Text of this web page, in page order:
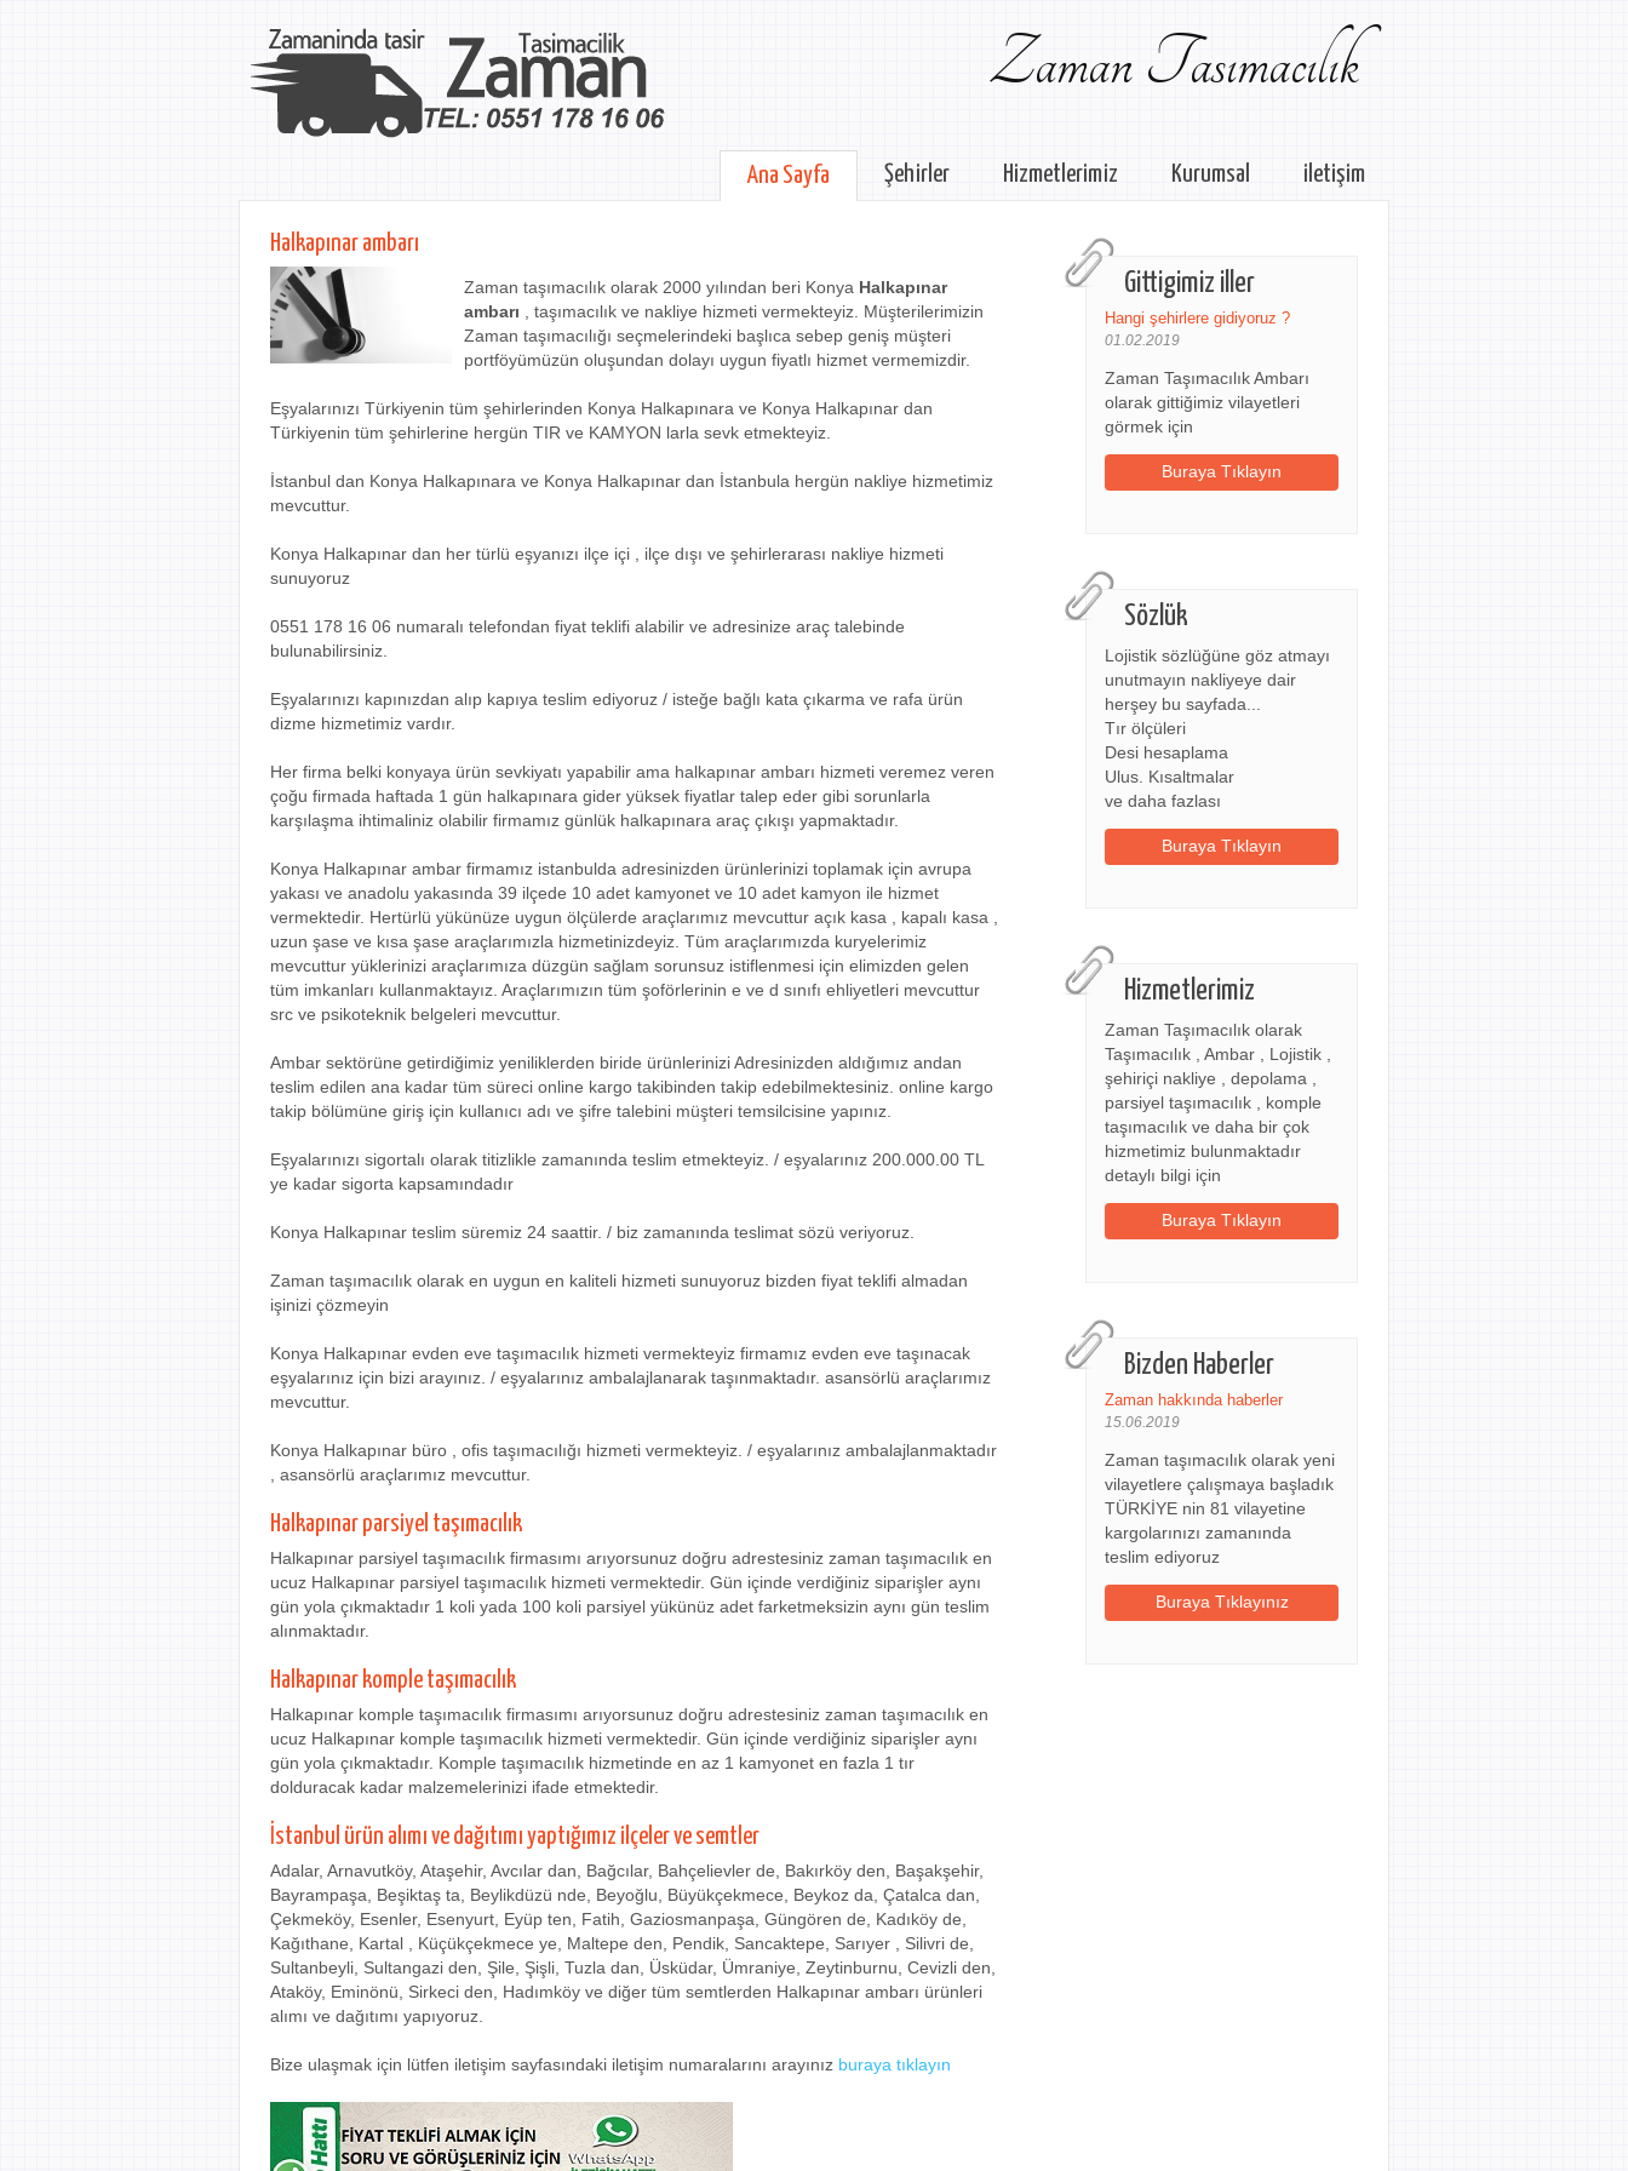
Zaman Tasımacılık
Ana Sayfa Şehirler Hizmetlerimiz Kurumsal iletişim
Gittigimiz iller
Hangi şehirlere gidiyoruz ?
01.02.2019
Zaman Taşımacılık Ambarı
olarak gittiğimiz vilayetleri
görmek için
Buraya Tıklayın
Sözlük
Lojistik sözlüğüne göz atmayı
unutmayın nakliyeye dair
herşey bu sayfada...
Tır ölçüleri
Desi hesaplama
Ulus. Kısaltmalar
ve daha fazlası
Buraya Tıklayın
Hizmetlerimiz
Zaman Taşımacılık olarak
Taşımacılık , Ambar , Lojistik ,
şehiriçi nakliye , depolama ,
parsiyel taşımacılık , komple
taşımacılık ve daha bir çok
hizmetimiz bulunmaktadır
detaylı bilgi için
Buraya Tıklayın
Bizden Haberler
Zaman hakkında haberler
15.06.2019
Zaman taşımacılık olarak yeni
vilayetlere çalışmaya başladık
TÜRKİYE nin 81 vilayetine
kargolarınızı zamanında
teslim ediyoruz
Buraya Tıklayınız
Halkapınar ambarı
Zaman taşımacılık olarak 2000 yılından beri Konya Halkapınar
ambarı , taşımacılık ve nakliye hizmeti vermekteyiz. Müşterilerimizin
Zaman taşımacılığı seçmelerindeki başlıca sebep geniş müşteri
portföyümüzün oluşundan dolayı uygun fiyatlı hizmet vermemizdir.
Eşyalarınızı Türkiyenin tüm şehirlerinden Konya Halkapınara ve Konya Halkapınar dan
Türkiyenin tüm şehirlerine hergün TIR ve KAMYON larla sevk etmekteyiz.
İstanbul dan Konya Halkapınara ve Konya Halkapınar dan İstanbula hergün nakliye hizmetimiz
mevcuttur.
Konya Halkapınar dan her türlü eşyanızı ilçe içi , ilçe dışı ve şehirlerarası nakliye hizmeti
sunuyoruz
0551 178 16 06 numaralı telefondan fiyat teklifi alabilir ve adresinize araç talebinde
bulunabilirsiniz.
Eşyalarınızı kapınızdan alıp kapıya teslim ediyoruz / isteğe bağlı kata çıkarma ve rafa ürün
dizme hizmetimiz vardır.
Her firma belki konyaya ürün sevkiyatı yapabilir ama halkapınar ambarı hizmeti veremez veren
çoğu firmada haftada 1 gün halkapınara gider yüksek fiyatlar talep eder gibi sorunlarla
karşılaşma ihtimaliniz olabilir firmamız günlük halkapınara araç çıkışı yapmaktadır.
Konya Halkapınar ambar firmamız istanbulda adresinizden ürünlerinizi toplamak için avrupa
yakası ve anadolu yakasında 39 ilçede 10 adet kamyonet ve 10 adet kamyon ile hizmet
vermektedir. Hertürlü yükünüze uygun ölçülerde araçlarımız mevcuttur açık kasa , kapalı kasa ,
uzun şase ve kısa şase araçlarımızla hizmetinizdeyiz. Tüm araçlarımızda kuryelerimiz
mevcuttur yüklerinizi araçlarımıza düzgün sağlam sorunsuz istiflenmesi için elimizden gelen
tüm imkanları kullanmaktayız. Araçlarımızın tüm şoförlerinin e ve d sınıfı ehliyetleri mevcuttur
src ve psikoteknik belgeleri mevcuttur.
Ambar sektörüne getirdiğimiz yeniliklerden biride ürünlerinizi Adresinizden aldığımız andan
teslim edilen ana kadar tüm süreci online kargo takibinden takip edebilmektesiniz. online kargo
takip bölümüne giriş için kullanıcı adı ve şifre talebini müşteri temsilcisine yapınız.
Eşyalarınızı sigortalı olarak titizlikle zamanında teslim etmekteyiz. / eşyalarınız 200.000.00 TL
ye kadar sigorta kapsamındadır
Konya Halkapınar teslim süremiz 24 saattir. / biz zamanında teslimat sözü veriyoruz.
Zaman taşımacılık olarak en uygun en kaliteli hizmeti sunuyoruz bizden fiyat teklifi almadan
işinizi çözmeyin
Konya Halkapınar evden eve taşımacılık hizmeti vermekteyiz firmamız evden eve taşınacak
eşyalarınız için bizi arayınız. / eşyalarınız ambalajlanarak taşınmaktadır. asansörlü araçlarımız
mevcuttur.
Konya Halkapınar büro , ofis taşımacılığı hizmeti vermekteyiz. / eşyalarınız ambalajlanmaktadır
, asansörlü araçlarımız mevcuttur.
Halkapınar parsiyel taşımacılık
Halkapınar parsiyel taşımacılık firmasımı arıyorsunuz doğru adrestesiniz zaman taşımacılık en
ucuz Halkapınar parsiyel taşımacılık hizmeti vermektedir. Gün içinde verdiğiniz siparişler aynı
gün yola çıkmaktadır 1 koli yada 100 koli parsiyel yükünüz adet farketmeksizin aynı gün teslim
alınmaktadır.
Halkapınar komple taşımacılık
Halkapınar komple taşımacılık firmasımı arıyorsunuz doğru adrestesiniz zaman taşımacılık en
ucuz Halkapınar komple taşımacılık hizmeti vermektedir. Gün içinde verdiğiniz siparişler aynı
gün yola çıkmaktadır. Komple taşımacılık hizmetinde en az 1 kamyonet en fazla 1 tır
dolduracak kadar malzemelerinizi ifade etmektedir.
İstanbul ürün alımı ve dağıtımı yaptığımız ilçeler ve semtler
Adalar, Arnavutköy, Ataşehir, Avcılar dan, Bağcılar, Bahçelievler de, Bakırköy den, Başakşehir,
Bayrampaşa, Beşiktaş ta, Beylikdüzü nde, Beyoğlu, Büyükçekmece, Beykoz da, Çatalca dan,
Çekmeköy, Esenler, Esenyurt, Eyüp ten, Fatih, Gaziosmanpaşa, Güngören de, Kadıköy de,
Kağıthane, Kartal , Küçükçekmece ye, Maltepe den, Pendik, Sancaktepe, Sarıyer , Silivri de,
Sultanbeyli, Sultangazi den, Şile, Şişli, Tuzla dan, Üsküdar, Ümraniye, Zeytinburnu, Cevizli den,
Ataköy, Eminönü, Sirkeci den, Hadımköy ve diğer tüm semtlerden Halkapınar ambarı ürünleri
alımı ve dağıtımı yapıyoruz.
Bize ulaşmak için lütfen iletişim sayfasındaki iletişim numaralarını arayınız buraya tıklayın